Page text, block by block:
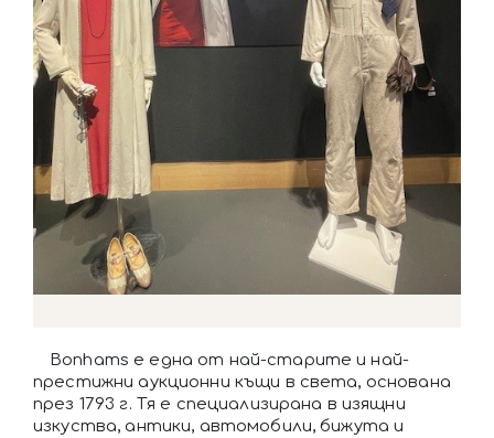
Bonhams е една от най-старите и най-
престижни аукционни къщи в света, основана
през 1793 г. Тя е специализирана в изящни
изкуства, антики, автомобили, бижута и